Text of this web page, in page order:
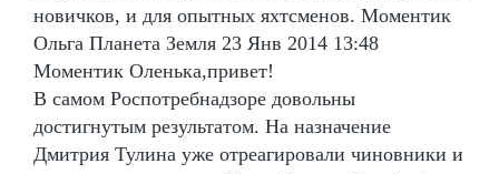
новичков, и для опытных яхтсменов. Моментик
Ольга Планета Земля 23 Янв 2014 13:48
Моментик Оленька,привет!
В самом Роспотребнадзоре довольны
достигнутым результатом. На назначение
Дмитрия Тулина уже отреагировали чиновники и